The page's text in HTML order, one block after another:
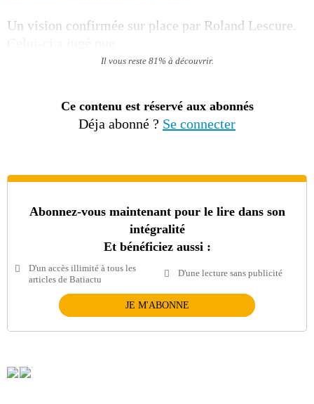
Un vision confirmée sur place par Roland Lescure.
Il vous reste 81% à découvrir.
Ce contenu est réservé aux abonnés
Déja abonné ? Se connecter
Abonnez-vous maintenant pour le lire dans son
intégralité
Et bénéficiez aussi :
D'un accès illimité à tous les
articles de Batiactu
D'une lecture sans publicité
JE M'ABONNE